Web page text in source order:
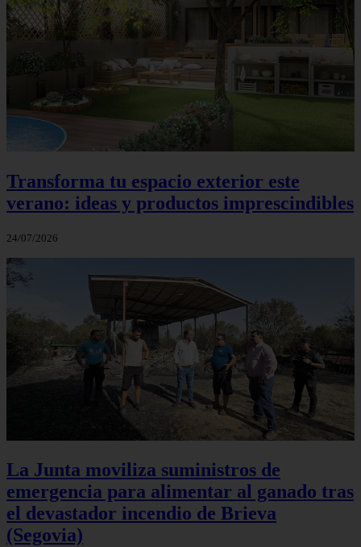
Transforma tu espacio exterior este
verano: ideas y productos imprescindibles
24/07/2026
La Junta moviliza suministros de
emergencia para alimentar al ganado tras
el devastador incendio de Brieva
(Segovia)